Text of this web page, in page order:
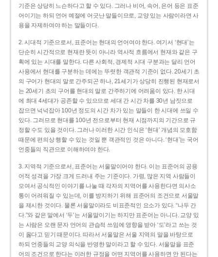
기준은 상당히 느슨하다고 할 수 있다. 그러나 비어, 속어, 은어 등은 표준
어이기는 하되 언어 예절에 어긋난 말들이므로, 교양 있는 사람이라면 사
용을 자제하여야 하는 말들이다.
2. 시대적 기준으로서, 표준어는 현대의 언어여야 한다. 여기서 ‘현대’는
단순히 시간적으로 현재란 뜻이 아니라 역사적 흐름에서 현재와 같은 구
획에 있는 시대를 말한다. 다른 사회적, 경제적 시대 구분과는 달리 언어
사용에서 현대를 구분하는 데에는 뚜렷한 객관적 기준이 없다. 20세기 초
의 구어가 현대의 말로 간주되곤 하나, 21세기가 상당히 진행된 현재로서
는 20세기 초의 구어를 현대의 말로 간주하기에 어려움이 있다. 한 시대
에 최대 4세대가 공존할 수 있으므로 세대 간 시간 차를 30년 남짓으로
잡으면 넉넉잡아 100년 정도의 시간 차가 있는 말들이 한 시대에 쓰일 수
있다. 그러므로 현대를 100년 전으로부터 현재 시점까지의 기간으로 규
정할 수도 있을 것이다. 그러나 이러한 시간 인식은 ‘현대’ 개념의 모호함
때문에 편의상 행할 수 있는 것일 뿐 객관적인 것은 아니다. ‘현대’는 국어
언중들의 직관으로 이해하여야 한다.
3. 지역적 기준으로서, 표준어는 서울말이어야 한다. 이는 표준어의 공용
어적 성격을 가장 크게 드러내 주는 기준이다. 가령, 많은 지역 사람들이
모여서 공식적인 이야기를 나눌 때 각자의 지역어를 사용한다면 의사소
통이 어려워질 수 있는데, 이를 방지하기 위해 표준어의 조건으로 서울말
을 제시한 것이다. 물론 서울말이라도 비표준적인 요소가 있다. “나두 간
다.”와 같은 말에서 ‘두’는 서울말이기는 하지만 표준어는 아니다. 교양 있
는 사람은 오랜 문자 언어의 관습적 쓰임에 영향을 받아 ‘도’라고 쓰는 것
이 옳다고 믿기 때문이다. 따라서 서울말은 서울 지역의 말을 바탕으로
하되 언중들의 교양 의식을 반영한 말이라고 할 수 있다. 서울말을 표준
어의 조건으로 한다는 이러한 규정을 어떤 지역어를 사용하면 안 된다는